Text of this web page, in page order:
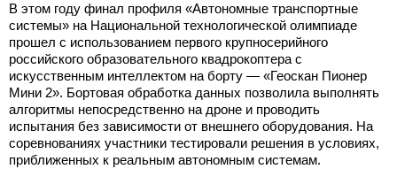
В этом году финал профиля «Автономные транспортные
системы» на Национальной технологической олимпиаде
прошел с использованием первого крупносерийного
российского образовательного квадрокоптера с
искусственным интеллектом на борту — «Геоскан Пионер
Мини 2». Бортовая обработка данных позволила выполнять
алгоритмы непосредственно на дроне и проводить
испытания без зависимости от внешнего оборудования. На
соревнованиях участники тестировали решения в условиях,
приближенных к реальным автономным системам.